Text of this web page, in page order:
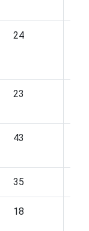
24
23
43
35
18